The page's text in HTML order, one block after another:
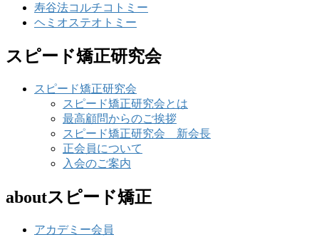
寿谷法コルチコトミー
ヘミオステオトミー
スピード矯正研究会
スピード矯正研究会
スピード矯正研究会とは
最高顧問からのご挨拶
スピード矯正研究会 新会長
正会員について
入会のご案内
aboutスピード矯正
アカデミー会員